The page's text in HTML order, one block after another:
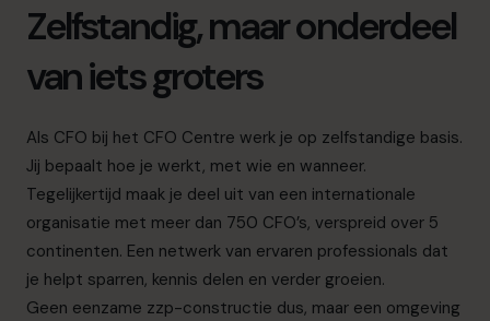
Zelfstandig, maar onderdeel
van iets groters
Als CFO bij het CFO Centre werk je op zelfstandige basis.
Jij bepaalt hoe je werkt, met wie en wanneer.
Tegelijkertijd maak je deel uit van een internationale
organisatie met meer dan 750 CFO’s, verspreid over 5
continenten. Een netwerk van ervaren professionals dat
je helpt sparren, kennis delen en verder groeien.
Geen eenzame zzp-constructie dus, maar een omgeving